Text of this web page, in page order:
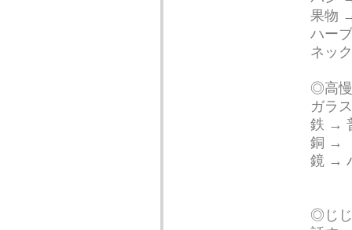
果物
ハー
ネッ
◎高
ガラ
鉄 →
銅 →
鏡 →
◎じ